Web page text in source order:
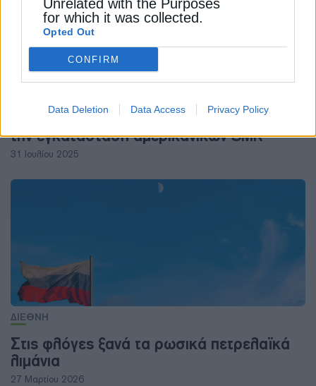
Unrelated with the Purposes
for which it was collected.
Opted Out
CONFIRM
Data Deletion Data Access Privacy Policy
Η Ουγγαρία ξεκινά τις προετοιμασίες για
την εγκατάσταση αμερικανικών SMR
31 Ιουλίου 2025
ΔΙΕΘΝΗ
Στις φλόγες ξανά τα ρωσικά πετρελαϊκά
λιμάνια
27 Μαρτίου 2026